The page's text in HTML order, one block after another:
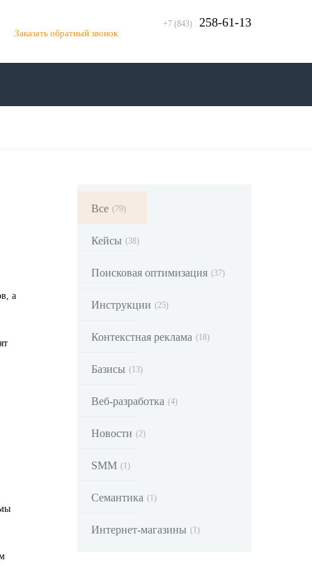
+7 (843) 258-61-13
Заказать обратный звонок
Все (79)
Кейсы (38)
Поисковая оптимизация (37)
Инструкции (25)
Контекстная реклама (18)
Базисы (13)
Веб-разработка (4)
Новости (2)
SMM (1)
Семантика (1)
Интернет-магазины (1)
а